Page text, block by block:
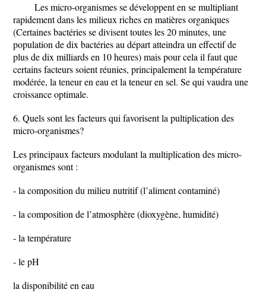
Les micro-organismes se développent en se multipliant
rapidement dans les milieux riches en matières organiques
(Certaines bactéries se divisent toutes les 20 minutes, une
population de dix bactéries au départ atteindra un effectif de
plus de dix milliards en 10 heures) mais pour cela il faut que
certains facteurs soient réunies, principalement la température
modérée, la teneur en eau et la teneur en sel. Se qui vaudra une
croissance optimale.
6. Quels sont les facteurs qui favorisent la pultiplication des
micro-organismes?
Les principaux facteurs modulant la multiplication des micro-
organismes sont :
- la composition du milieu nutritif (l’aliment contaminé)
- la composition de l’atmosphère (dioxygène, humidité)
- la température
- le pH
la disponibilité en eau